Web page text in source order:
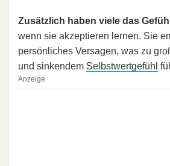
Zusätzlich haben viele das
wenn sie akzeptieren lernen. Sie
persönliches Versagen, was zu
und sinkendem Selbstwertgefühl
Anzeige